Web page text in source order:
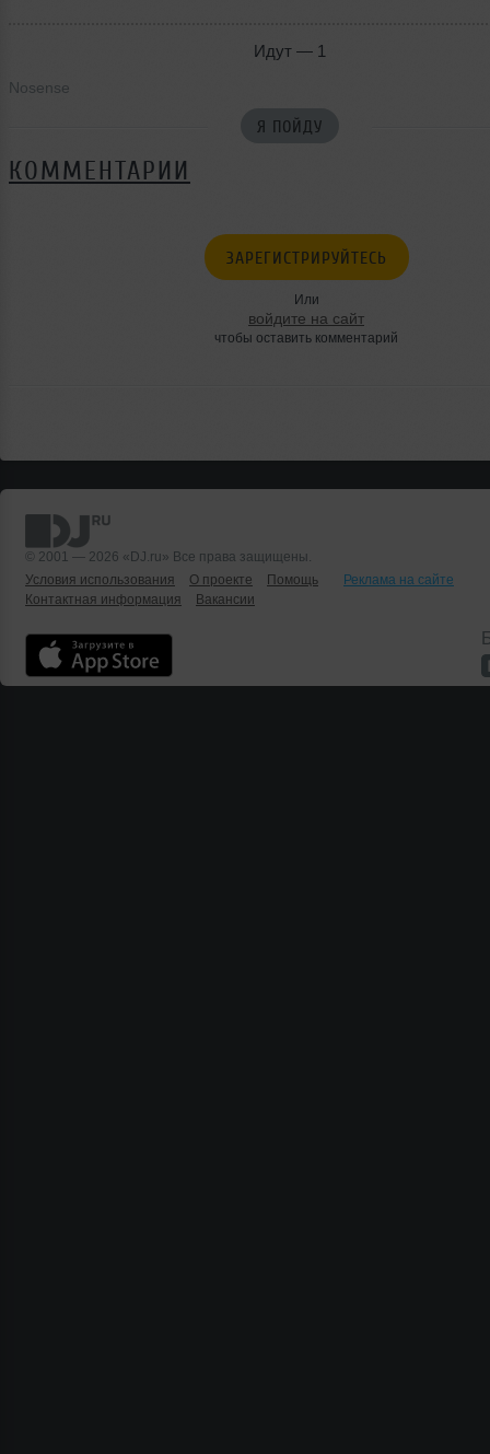
Идут — 1
Nosense
Я ПОЙДУ
КОММЕНТАРИИ
ЗАРЕГИСТРИРУЙТЕСЬ
Или
войдите на сайт
чтобы оставить комментарий
© 2001 — 2026 «DJ.ru» Все права защищены.
Условия использования
О проекте Помощь
Реклама на сайте
Контактная информация
Вакансии